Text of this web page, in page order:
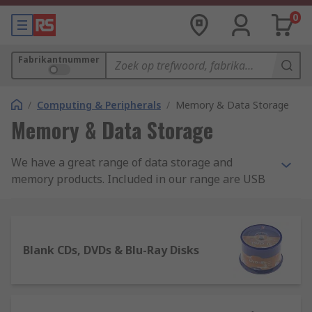
0
Fabrikantnummer
/ Computing & Peripherals / Memory & Data Storage
Memory & Data Storage
We have a great range of data storage and
memory products. Included in our range are USB
Types of digital storage devices
Blank CDs, DVDs & Blu-Ray Disks